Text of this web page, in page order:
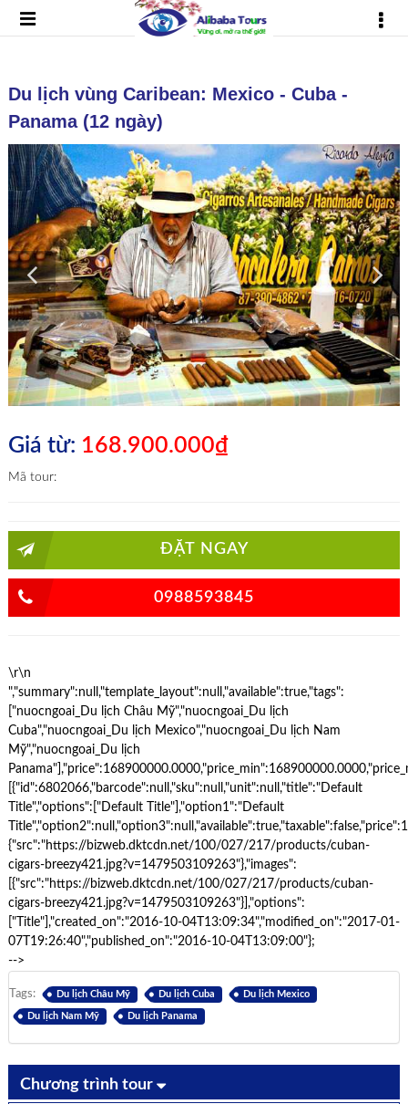
Du lịch vùng Caribean: Mexico - Cuba -
Panama (12 ngày)
Giá từ: 168.900.000₫
Mã tour:
ĐẶT NGAY
0988593845
\r\n
","summary":null,"template_layout":null,"available":true,"tags":
["nuocngoai_Du lịch Châu Mỹ","nuocngoai_Du lịch
Cuba","nuocngoai_Du lịch Mexico","nuocngoai_Du lịch Nam
Mỹ","nuocngoai_Du lịch
[{"id":6802066,"barcode":null,"sku":null,"unit":null,"title":"Default
Title","options":["Default Title"],"option1":"Default
{"src":"https://bizweb.dktcdn.net/100/027/217/products/cuban-
cigars-breezy421.jpg?v=1479503109263"},"images":
[{"src":"https://bizweb.dktcdn.net/100/027/217/products/cuban-
cigars-breezy421.jpg?v=1479503109263"}],"options":
["Title"],"created_on":"2016-10-04T13:09:34","modified_on":"2017-01-
07T19:26:40","published_on":"2016-10-04T13:09:00"};
-->
Tags: Du lịch Châu Mỹ Du lịch Cuba Du lịch Mexico
Du lịch Nam Mỹ Du lịch Panama
Chương trình tour